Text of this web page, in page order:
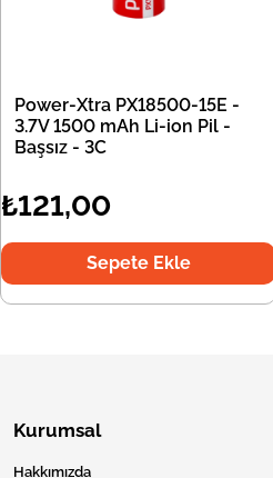
Power-Xtra PX18500-15E -
3.7V 1500 mAh Li-ion Pil -
Başsız - 3C
₺121,00
Sepete Ekle
Kurumsal
Hakkımızda